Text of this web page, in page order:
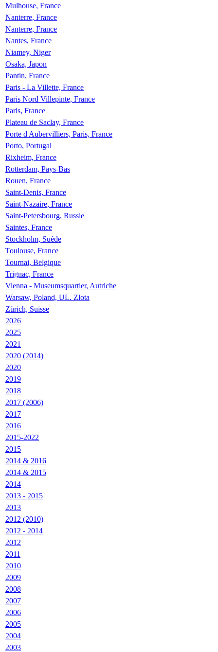
Mulhouse, France
Nanterre, France
Nanterre, France
Nantes, France
Niamey, Niger
Osaka, Japon
Pantin, France
Paris - La Villette, France
Paris Nord Villepinte, France
Paris, France
Plateau de Saclay, France
Porte d Aubervilliers, Paris, France
Porto, Portugal
Rixheim, France
Rotterdam, Pays-Bas
Rouen, France
Saint-Denis, France
Saint-Nazaire, France
Saint-Petersbourg, Russie
Saintes, France
Stockholm, Suède
Toulouse, France
Tournai, Belgique
Trignac, France
Vienna - Museumsquartier, Autriche
Warsaw, Poland, UL. Zlota
Zürich, Suisse
2026
2025
2021
2020 (2014)
2020
2019
2018
2017 (2006)
2017
2016
2015-2022
2015
2014 & 2016
2014 & 2015
2014
2013 - 2015
2013
2012 (2010)
2012 - 2014
2012
2011
2010
2009
2008
2007
2006
2005
2004
2003